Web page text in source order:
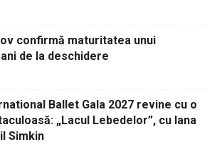
confirmă maturitatea unui
de la deschidere
Ballet Gala 2027 revine cu o
„Lacul Lebedelor”, cu Iana
Simkin